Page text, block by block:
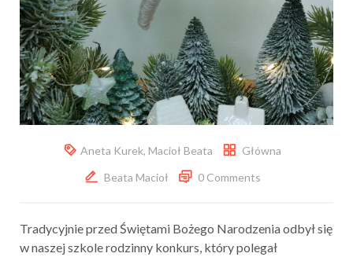
Aneta Kurek, Macioł Beata
Główna
Beata Macioł
0 Comments
Tradycyjnie przed Świętami Bożego Narodzenia odbył się
w naszej szkole rodzinny konkurs, który polegał